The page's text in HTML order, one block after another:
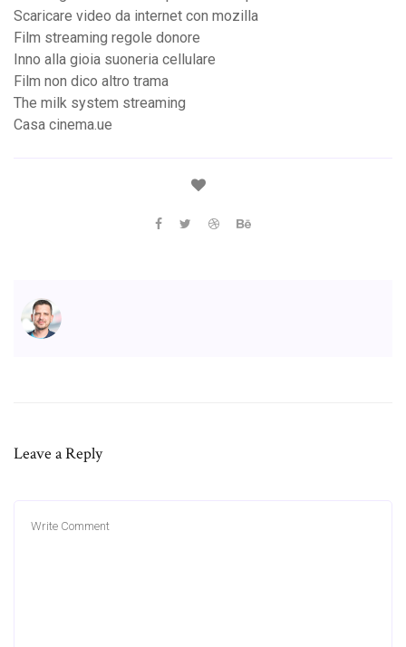
Scaricare video da internet con mozilla
Film streaming regole donore
Inno alla gioia suoneria cellulare
Film non dico altro trama
The milk system streaming
Casa cinema.ue
Leave a Reply